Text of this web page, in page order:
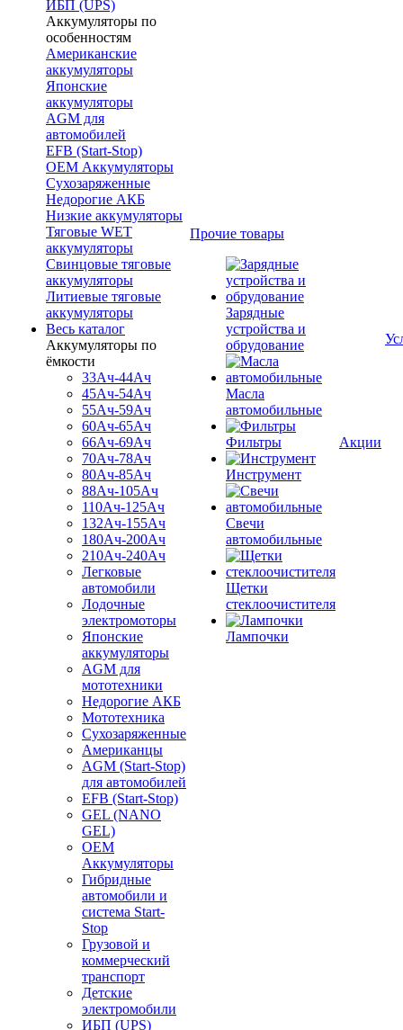
ИБП (UPS)
Аккумуляторы по
особенностям
Американские
аккумуляторы
Японские
аккумуляторы
AGM для
автомобилей
EFB (Start-Stop)
OEM Аккумуляторы
Сухозаряженные
Недорогие АКБ
Низкие аккумуляторы
Тяговые WET
аккумуляторы
Свинцовые тяговые
аккумуляторы
Литиевые тяговые
аккумуляторы
Весь каталог
Аккумуляторы по
ёмкости
33Ач-44Ач
45Ач-54Ач
55Ач-59Ач
60Ач-65Ач
66Ач-69Ач
70Ач-78Ач
80Ач-85Ач
88Ач-105Ач
110Ач-125Ач
132Ач-155Ач
180Ач-200Ач
210Ач-240Ач
Легковые
автомобили
Лодочные
электромоторы
Японские
аккумуляторы
AGM для
мототехники
Недорогие АКБ
Мототехника
Сухозаряженные
Американцы
AGM (Start-Stop)
для автомобилей
EFB (Start-Stop)
GEL (NANO
GEL)
OEM
Аккумуляторы
Гибридные
автомобили и
система Start-
Stop
Грузовой и
коммерческий
транспорт
Детские
электромобили
ИБП (UPS)
Прочие товары
Зарядные
устройства и
обрудование
Масла
автомобильные
Фильтры
Инструмент
Свечи
автомобильные
Щетки
стеклоочистителя
Лампочки
Акции